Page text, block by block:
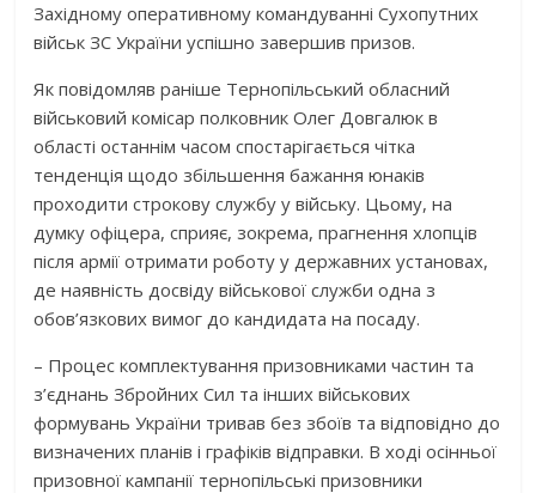
Західному оперативному командуванні Сухопутних
військ ЗС України успішно завершив призов.
Як повідомляв раніше Тернопільський обласний
військовий комісар полковник Олег Довгалюк в
області останнім часом спостарігається чітка
тенденція щодо збільшення бажання юнаків
проходити строкову службу у війську. Цьому, на
думку офіцера, сприяє, зокрема, прагнення хлопців
після армії отримати роботу у державних установах,
де наявність досвіду військової служби одна з
обов’язкових вимог до кандидата на посаду.
– Процес комплектування призовниками частин та
з’єднань Збройних Сил та інших військових
формувань України тривав без збоїв та відповідно до
визначених планів і графіків відправки. В ході осінньої
призовної кампанії тернопільські призовники